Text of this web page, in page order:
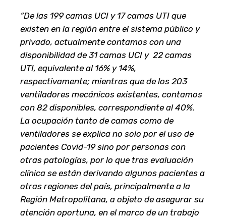
“De las 199 camas UCI y 17 camas UTI que
existen en la región entre el sistema público y
privado, actualmente contamos con una
disponibilidad de 31 camas UCI y 22 camas
UTI, equivalente al 16% y 14%,
respectivamente; mientras que de los 203
ventiladores mecánicos existentes, contamos
con 82 disponibles, correspondiente al 40%.
La ocupación tanto de camas como de
ventiladores se explica no solo por el uso de
pacientes Covid-19 sino por personas con
otras patologías, por lo que tras evaluación
clínica se están derivando algunos pacientes a
otras regiones del país, principalmente a la
Región Metropolitana, a objeto de asegurar su
atención oportuna, en el marco de un trabajo